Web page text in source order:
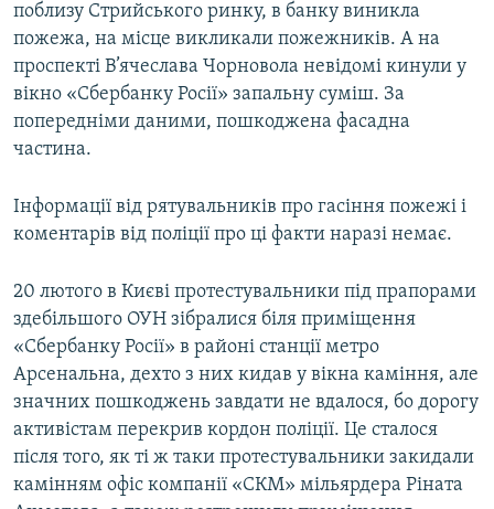
Усі сайти RFE/RL
поблизу Стрийського ринку, в банку виникла
пожежа, на місце викликали пожежників. А на
проспекті В’ячеслава Чорновола невідомі кинули у
вікно «Сбербанку Росії» запальну суміш. За
попередніми даними, пошкоджена фасадна
частина.
Інформації від рятувальників про гасіння пожежі і
коментарів від поліції про ці факти наразі немає.
20 лютого в Києві протестувальники під прапорами
здебільшого ОУН зібралися біля приміщення
«Сбербанку Росії» в районі станції метро
Арсенальна, дехто з них кидав у вікна каміння, але
значних пошкоджень завдати не вдалося, бо дорогу
активістам перекрив кордон поліції. Це сталося
після того, як ті ж таки протестувальники закидали
камінням офіс компанії «СКМ» мільярдера Ріната